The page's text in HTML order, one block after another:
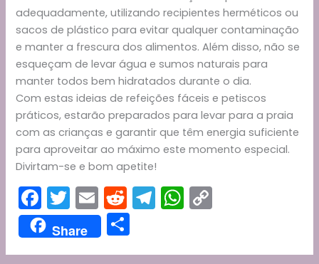
adequadamente, utilizando recipientes herméticos ou
sacos de plástico para evitar qualquer contaminação
e manter a frescura dos alimentos. Além disso, não se
esqueçam de levar água e sumos naturais para
manter todos bem hidratados durante o dia.
Com estas ideias de refeições fáceis e petiscos
práticos, estarão preparados para levar para a praia
com as crianças e garantir que têm energia suficiente
para aproveitar ao máximo este momento especial.
Divirtam-se e bom apetite!
F
a
c
T
w
itt
E
m
ai
R
e
d
T W
Share
h